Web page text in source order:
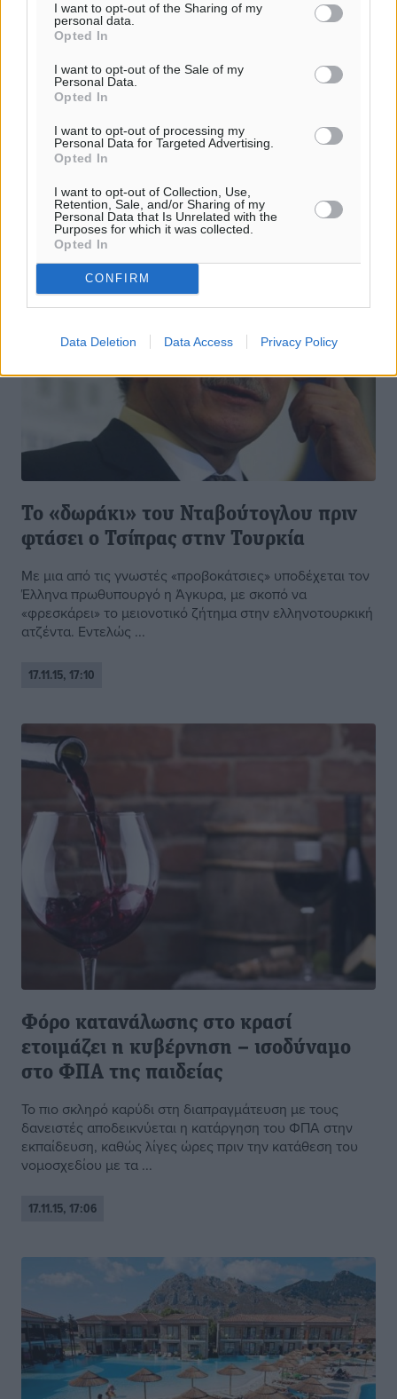
I want to opt-out of the Sharing of my
personal data.
Opted In
I want to opt-out of the Sale of my
Personal Data.
Opted In
I want to opt-out of processing my
Personal Data for Targeted Advertising.
Opted In
I want to opt-out of Collection, Use,
Retention, Sale, and/or Sharing of my
Personal Data that Is Unrelated with the
Purposes for which it was collected.
Opted In
CONFIRM
Data Deletion Data Access Privacy Policy
Κυριακή στις Καλυθιές
Με ανακοίνωση στην επίσημη ιστοσελίδα της η ΕΠΣΔ
ενημέρωσε ότι την προσεχή Κυριακή στο γήπεδο
Καλυθιών θα διεξαχθεί τουρνουά Τζούνιορ, με το
πρόγραμμα να γνωστοποιείται την ...
17.11.15, 17:15
To «δωράκι» του Νταβούτογλου πριν
φτάσει ο Τσίπρας στην Τουρκία
Με μια από τις γνωστές «προβοκάτσιες» υποδέχεται τον
Έλληνα πρωθυπουργό η Άγκυρα, με σκοπό να
«φρεσκάρει» το μειονοτικό ζήτημα στην ελληνοτουρκική
ατζέντα. Εντελώς ...
17.11.15, 17:10
Φόρο κατανάλωσης στο κρασί
ετοιμάζει η κυβέρνηση – ισοδύναμο
στο ΦΠΑ της παιδείας
Το πιο σκληρό καρύδι στη διαπραγμάτευση με τους
δανειστές αποδεικνύεται η κατάργηση του ΦΠΑ στην
εκπαίδευση, καθώς λίγες ώρες πριν την κατάθεση του
νομοσχεδίου με τα ...
17.11.15, 17:06